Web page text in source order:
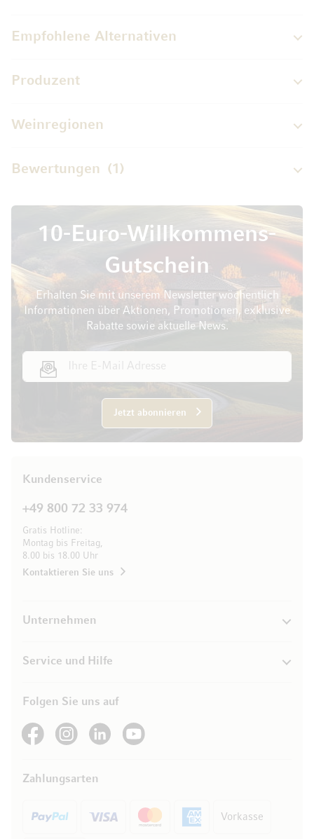
Empfohlene Alternativen
Produzent
Weinregionen
Bewertungen 1
10-Euro-Willkommens-
Gutschein
Erhalten Sie mit unserem Newsletter wöchentlich
Informationen über Aktionen, Promotionen, exklusive
Rabatte sowie aktuelle News.
Jetzt abonnieren
Kundenservice
+49 800 72 33 974
Gratis Hotline:
Montag bis Freitag,
8.00 bis 18.00 Uhr
Kontaktieren Sie uns
Unternehmen
Service und Hilfe
Folgen Sie uns auf
See our FacebookSee our Instagram account
See our LinkedInSee our YouTube channel
Zahlungsarten
Vorkasse